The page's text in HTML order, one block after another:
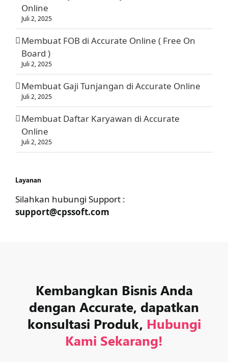
Online
Juli 2, 2025
Membuat FOB di Accurate Online ( Free On
Board )
Juli 2, 2025
Membuat Gaji Tunjangan di Accurate Online
Juli 2, 2025
Membuat Daftar Karyawan di Accurate
Online
Juli 2, 2025
Layanan
Silahkan hubungi Support :
support@cpssoft.com
Kembangkan Bisnis Anda
dengan Accurate, dapatkan
konsultasi Produk, Hubungi
Kami Sekarang!